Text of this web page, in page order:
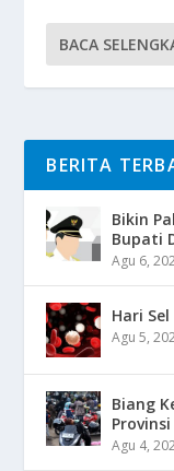
BACA
BERITA
Bikin
Bupati
Agu 6,
Hari
Agu 5,
Biang
Provinsi
Agu 4,